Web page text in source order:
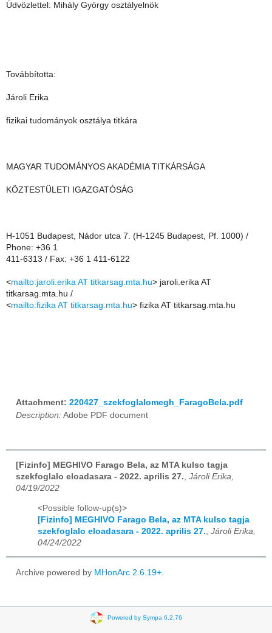
Üdvözlettel: Mihály György osztályelnök
Továbbította:
Jároli Erika
fizikai tudományok osztálya titkára
MAGYAR TUDOMÁNYOS AKADÉMIA TITKÁRSÁGA
KÖZTESTÜLETI IGAZGATÓSÁG
H-1051 Budapest, Nádor utca 7. (H-1245 Budapest, Pf. 1000) /
Phone: +36 1
411-6313 / Fax: +36 1 411-6122
<mailto:jaroli.erika AT titkarsag.mta.hu> jaroli.erika AT
titkarsag.mta.hu /
<mailto:fizika AT titkarsag.mta.hu> fizika AT titkarsag.mta.hu
Attachment: 220427_szekfoglalomegh_FaragoBela.pdf
Description: Adobe PDF document
[Fizinfo] MEGHIVO Farago Bela, az MTA kulso tagja
szekfoglalo eloadasara - 2022. aprilis 27., Jároli Erika,
04/19/2022
<Possible follow-up(s)>
[Fizinfo] MEGHIVO Farago Bela, az MTA kulso tagja
szekfoglalo eloadasara - 2022. aprilis 27. Jároli Erika,
04/24/2022
Archive powered by MHonArc 2.6.19+
Powered by Sympa 6.2.76